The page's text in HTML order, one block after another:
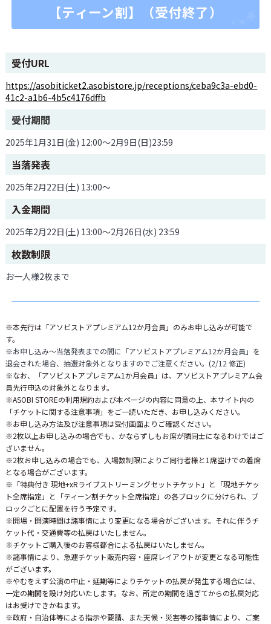
【ティーン割】（受付終了）
受付URL
https://asobiticket2.asobistore.jp/receptions/ceba9c3a-ebd0-
41c2-a1b6-4b5c4176dffb
受付期間
2025年1月31日(金) 12:00～2月9日(日)23:59
当落発表
2025年2月22日(土) 13:00〜
入金期間
2025年2月22日(土) 13:00〜2月26日(水) 23:59
枚数制限
お一人様2枚まで
※本先行は「アソビストアプレミアム12か月会員」のみお申し込みが可能で
す。
※お申し込み～当落発表までの間に「アソビストアプレミアム12か月会員」を
退会された場合、抽選対象外となりますのでご注意ください。(2/12 修正)
※なお、「アソビストアプレミアム1か月会員」は、アソビストアプレミアム会
員先行申込の対象外となります。
※ASOBI STOREの利用規約および本ページの内容に同意の上、本サイト内の
「チケットに関する注意事項」をご一読いただき、お申し込みください。
※お申し込み方法及び注意事項は受付画面よりご確認ください。
※2枚以上お申し込みの場合でも、かならずしもお席が隣同士になるわけではご
ざいません。
※2枚お申し込みの場合でも、入場数制限によりご同行者様と1席空けでの着席
となる場合がございます。
※「特典付き 現地+xRライブストリーミングセットチケット」と「現地チケッ
ト全席指定」と「ティーン割チケット全席指定」の各ブロックに分けられ、ブ
ロックごとに配置を行う予定です。
※開場・開演時間は諸事情により変更になる場合がございます。それに伴うチ
ケット代・交通費等の払戻はいたしません。
※チケットご購入後のお客様都合による払戻はいたしません。
※諸事情により、急遽チケット販売内容・座席レイアウトが変更となる可能性
がございます。
※やむをえず公演の中止・延期等によりチケットの払戻が発生する場合には、
一定の期間を設け対応いたします。なお、所定の期間を過ぎてからの払戻対応
はお受けできかねます。
※政府・自治体等による指示や要請、また天候・災害等の諸事情により、ご案